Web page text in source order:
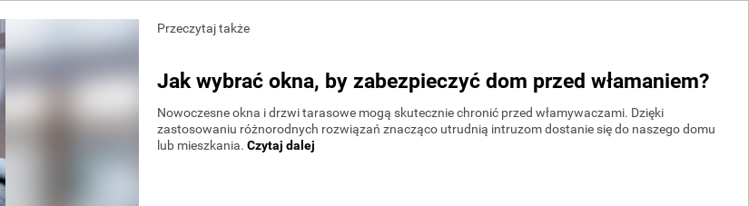
Przeczytaj także
Jak wybrać okna, by zabezpieczyć dom przed włamaniem?
Nowoczesne okna i drzwi tarasowe mogą skutecznie chronić przed włamywaczami. Dzięki
zastosowaniu różnorodnych rozwiązań znacząco utrudnią intruzom dostanie się do naszego domu
lub mieszkania. Czytaj dalej